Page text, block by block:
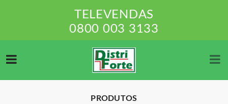
TELEVENDAS
0800 003 3133
PRODUTOS